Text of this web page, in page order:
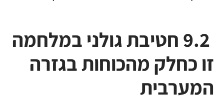
9.2 חטיבת גולני במלחמה
זו כחלק מהכוחות בגזרה
המערבית